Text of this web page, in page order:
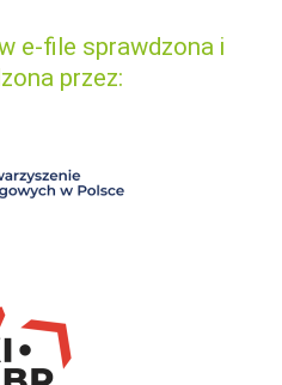
e-file sprawdzona i
przez: